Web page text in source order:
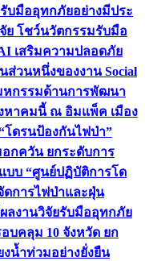
บมืออุทกภัยอย่างมีประ
ย โชว์นวัตกรรมรับมือ
เสริมความปลอดภัย
วนหนึ่งของงาน Social
มหกรรมด้านการพัฒนา
หาคมนี้ ณ อิมแพ็ค เมือง
โดรนป้องกันไฟป่า”
กควัน ยกระดับการ
บบ “ศูนย์ปฏิบัติการโด
ดการไฟป่าและฝุ่น
ลงานวิจัยรับมืออุทกภัย
บคลุม 10 จังหวัด ยก
น้ำท่วมอย่างยั่งยืน